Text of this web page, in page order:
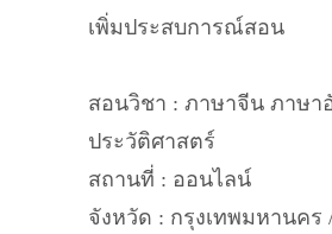
เพิ่มประสบการณ์สอน
สอนวิชา : ภาษาจีน ภาษา
ประวัติศาสตร์
สถานที่ : ออนไลน์
จังหวัด : กรุงเทพมหานคร